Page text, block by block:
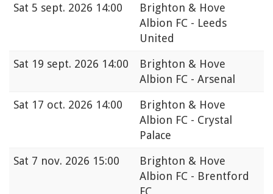
Sat 5 sept. 2026 14:00
Brighton & Hove
Albion FC - Leeds
United
Sat 19 sept. 2026 14:00
Brighton & Hove
Albion FC - Arsenal
Sat 17 oct. 2026 14:00
Brighton & Hove
Albion FC - Crystal
Palace
Sat 7 nov. 2026 15:00
Brighton & Hove
Albion FC - Brentford
FC